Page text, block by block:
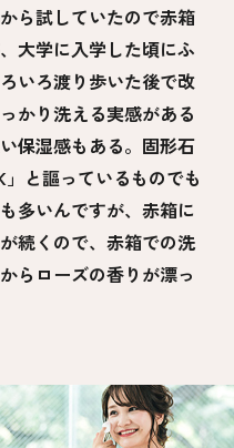
ら試していたので赤箱
大学に入学した頃にふ
いろ渡り歩いた後で改
かり洗える実感がある
保湿感もある。固形石
と謳っているものでも
多いんですが、赤箱に
続くので、赤箱での洗
らローズの香りが漂っ